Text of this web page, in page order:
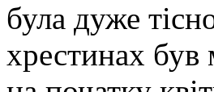
була дуже
хрестинах був